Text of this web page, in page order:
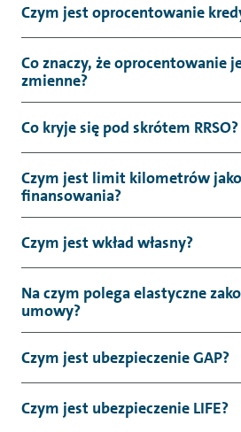
Czym jest oprocentowanie
Co znaczy, że oprocentowanie
zmienne?
Co kryje się pod skrótem RRSO?
Czym jest limit kilometrów
finansowania?
Czym jest wkład własny?
Na czym polega elastyczne
umowy?
Czym jest ubezpieczenie GAP?
Czym jest ubezpieczenie LIFE?